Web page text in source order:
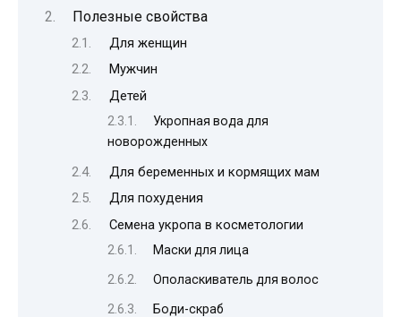
Полезные свойства
Для женщин
Мужчин
Детей
Укропная вода для
новорожденных
Для беременных и кормящих мам
Для похудения
Семена укропа в косметологии
Маски для лица
Ополаскиватель для волос
Боди-скраб